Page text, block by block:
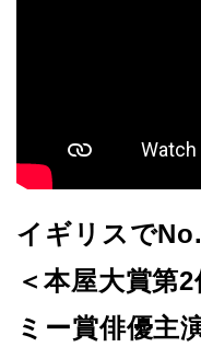
イギリスで
＜本屋大賞第
ミー賞俳優主